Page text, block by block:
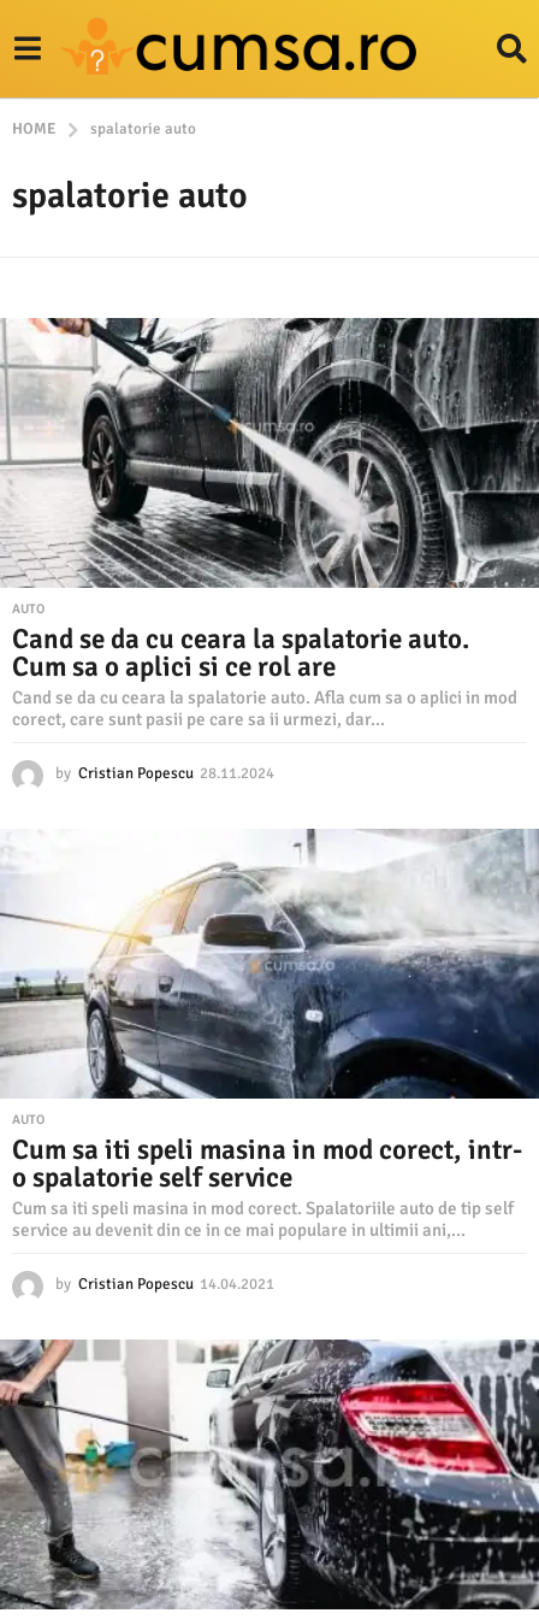
HOME spalatorie auto
spalatorie auto
AUTO
Cand se da cu ceara la spalatorie auto.
Cum sa o aplici si ce rol are
Cand se da cu ceara la spalatorie auto. Afla cum sa o aplici in mod
corect, care sunt pasii pe care sa ii urmezi, dar...
by Cristian Popescu 28.11.2024
1
.
2
0
2
4
AUTO
Cum sa iti speli masina in mod corect, intr-
o spalatorie self service
Cum sa iti speli masina in mod corect. Spalatoriile auto de tip self
service au devenit din ce in ce mai populare in ultimii ani,...
by Cristian Popescu 14.04.2021
0
4
.
2
0
2
1